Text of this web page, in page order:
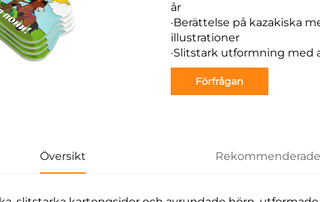
år
·Berättelse på kazakiska
illustrationer
·Slitstark utformning med
Förfrågan
Översikt